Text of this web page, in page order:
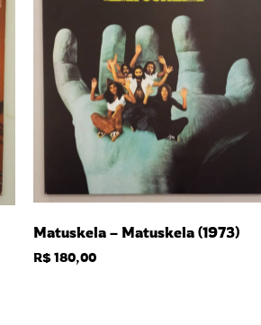
Matuskela – Matuskela (1973)
R$180,00